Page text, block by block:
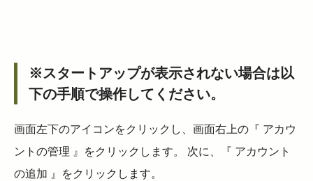
※スタートアップが表示されない場合は以
下の手順で操作してください。
画面左下のアイコンをクリックし、画面右上の『 アカウ
ントの管理 』をクリックします。 次に、『 アカウント
の追加 』をクリックします。